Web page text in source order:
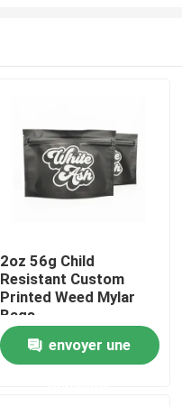
2oz 56g Child
Resistant Custom
Printed Weed Mylar
Bags
envoyer une